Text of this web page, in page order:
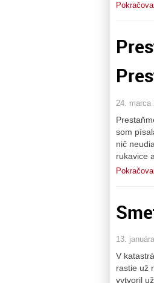
24. marca
som
nič
rukavice
13.
V
rastie už
vytvoril